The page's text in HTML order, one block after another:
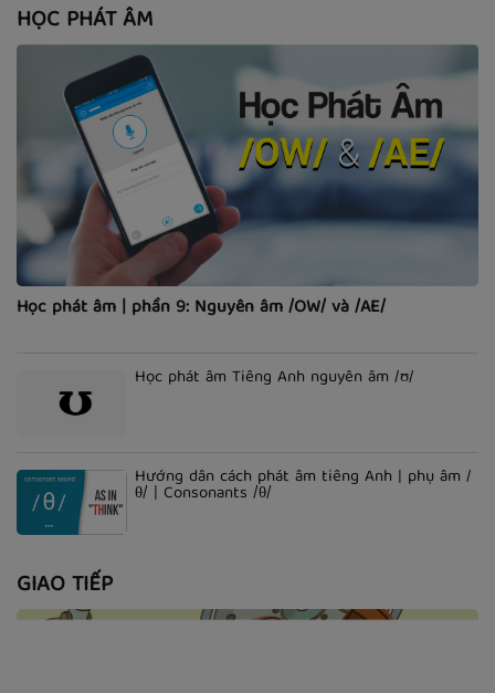
HỌC PHÁT ÂM
Học phát âm | phần 9: Nguyên âm /OW/ và /AE/
Học phát âm Tiếng Anh nguyên âm /ʊ/
Hướng dẫn cách phát âm tiếng Anh | phụ âm /
θ/ | Consonants /θ/
GIAO TIẾP